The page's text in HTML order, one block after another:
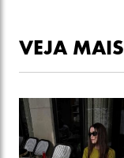
VEJA MAIS